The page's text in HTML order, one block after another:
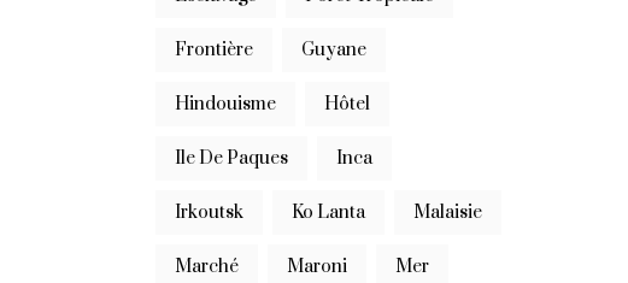
Frontière Guyane
Hindouisme Hôtel
Ile De Paques Inca
Irkoutsk Ko Lanta Malaisie
Marché Maroni Mer